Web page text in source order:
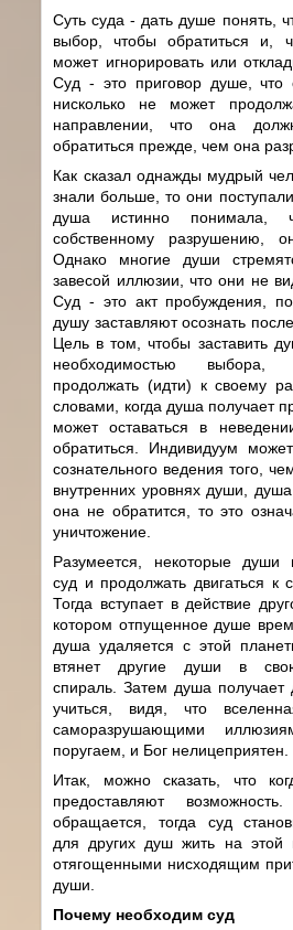
Суть суда - дать душе понять,
выбор, чтобы обратиться и,
может игнорировать или
Суд - это приговор душе, что
нисколько не может
направлении, что она
обратиться прежде, чем она
Как сказал однажды мудрый
знали больше, то они
душа истинно
собственному разрушению,
Однако многие души
завесой иллюзии, что они не
Суд - это акт пробуждения,
душу заставляют осознать
Цель в том, чтобы заставить
необходимостью выбора,
продолжать (идти) к своему
словами, когда душа получает
может оставаться в
обратиться. Индивидуум
сознательного ведения того,
внутренних уровнях души,
она не обратится, то это
уничтожение.
Разумеется, некоторые души
суд и продолжать двигаться к
Тогда вступает в действие
котором отпущенное душе
душа удаляется с этой
втянет другие души в
спираль. Затем душа получает
учиться, видя, что
саморазрушающими
поругаем, и Бог нелицеприятен.
Итак, можно сказать, что
предоставляют
обращается, тогда суд
для других душ жить на этой
отягощенными нисходящим
души.
Почему необходим суд